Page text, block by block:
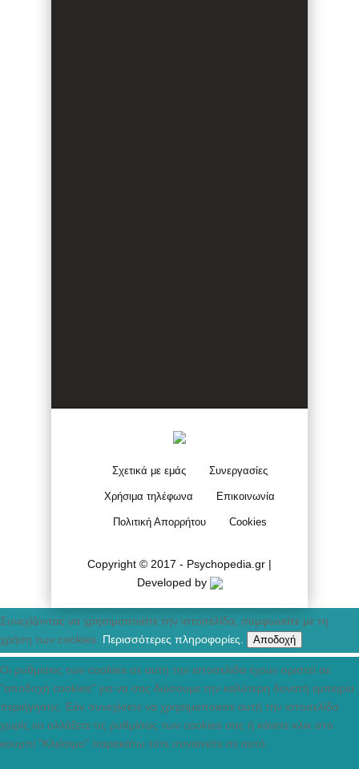
Σχετικά με εμάς Συνεργασίες
Χρήσιμα τηλέφωνα Επικοινωνία
Πολιτική Απορρήτου Cookies
Copyright © 2017 - Psychopedia.gr |
Developed by
Συνεχίζοντας να χρησιμοποιείτε την ιστοσελίδα, συμφωνείτε με τη
χρήση των cookies. Περισσότερες πληροφορίες. Αποδοχή
Οι ρυθμίσεις των cookies σε αυτή την ιστοσελίδα έχουν οριστεί σε
"αποδοχή cookies" για να σας δώσουμε την καλύτερη δυνατή εμπειρία
περιήγησης. Εάν συνεχίσετε να χρησιμοποιείτε αυτή την ιστοσελίδα
χωρίς να αλλάξετε τις ρυθμίσεις των cookies σας ή κάνετε κλικ στο
κουμπί "Κλείσιμο" παρακάτω τότε συναινείτε σε αυτό.